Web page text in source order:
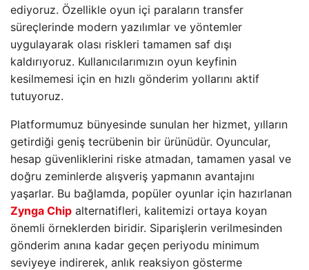
ediyoruz. Özellikle oyun içi paraların transfer
süreçlerinde modern yazılımlar ve yöntemler
uygulayarak olası riskleri tamamen saf dışı
kaldırıyoruz. Kullanıcılarımızın oyun keyfinin
kesilmemesi için en hızlı gönderim yollarını aktif
tutuyoruz.
Platformumuz bünyesinde sunulan her hizmet, yılların
getirdiği geniş tecrübenin bir ürünüdür. Oyuncular,
hesap güvenliklerini riske atmadan, tamamen yasal ve
doğru zeminlerde alışveriş yapmanın avantajını
yaşarlar. Bu bağlamda, popüler oyunlar için hazırlanan
Zynga Chip alternatifleri, kalitemizi ortaya koyan
önemli örneklerden biridir. Siparişlerin verilmesinden
gönderim anına kadar geçen periyodu minimum
seviyeye indirerek, anlık reaksiyon gösterme